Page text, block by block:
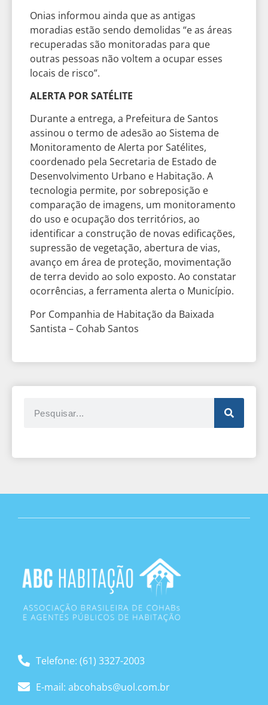
Onias informou ainda que as antigas
moradias estão sendo demolidas “e as áreas
recuperadas são monitoradas para que
outras pessoas não voltem a ocupar esses
locais de risco”.
ALERTA POR SATÉLITE
Durante a entrega, a Prefeitura de Santos
assinou o termo de adesão ao Sistema de
Monitoramento de Alerta por Satélites,
coordenado pela Secretaria de Estado de
Desenvolvimento Urbano e Habitação. A
tecnologia permite, por sobreposição e
comparação de imagens, um monitoramento
do uso e ocupação dos territórios, ao
identificar a construção de novas edificações,
supressão de vegetação, abertura de vias,
avanço em área de proteção, movimentação
de terra devido ao solo exposto. Ao constatar
ocorrências, a ferramenta alerta o Município.
Por Companhia de Habitação da Baixada
Santista – Cohab Santos
Telefone: (61) 3327-2003
E-mail: abcohabs@uol.com.br